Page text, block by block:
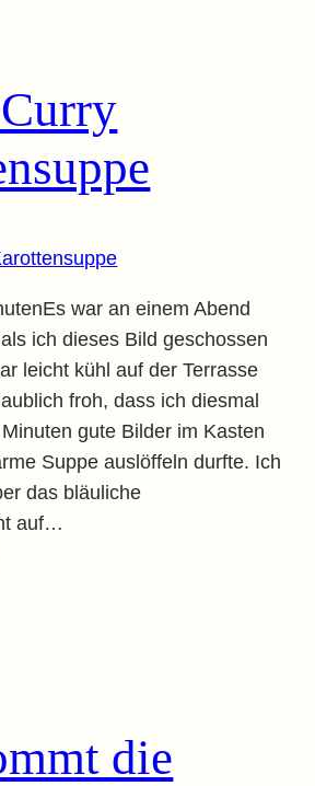
war an einem Abend
ich dieses Bild geschossen
leicht kühl auf der Terrasse
froh, dass ich diesmal
gute Bilder im Kasten
Suppe auslöffeln durfte. Ich
das bläuliche
auf…
die